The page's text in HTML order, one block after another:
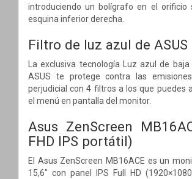
introduciendo un bolígrafo en el orificio
esquina inferior derecha.
Filtro de luz azul de ASUS
La exclusiva tecnología Luz azul de
ASUS te protege contra las
perjudicial con 4 filtros a los que puedes
el menú en pantalla del monitor.
Asus ZenScreen
FHD IPS portátil)
El Asus ZenScreen MB16ACE es un
15,6" con panel IPS Full HD